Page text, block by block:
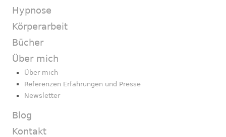
Hypnose
Körperarbeit
Bücher
Über mich
Über mich
Referenzen Erfahrungen und Presse
Newsletter
Blog
Kontakt